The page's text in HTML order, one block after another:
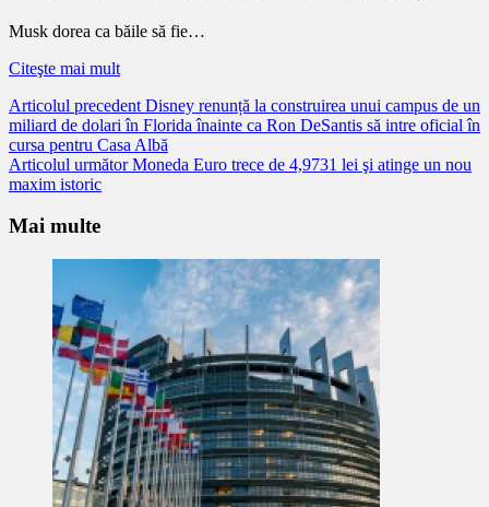
Musk dorea ca băile să fie…
Citeşte mai mult
Citește
mai
mult
Articolul precedent Disney renunță la construirea unui campus de un
miliard de dolari în Florida înainte ca Ron DeSantis să intre oficial în
cursa pentru Casa Albă
Articolul următorMoneda Euro trece de 4,9731 lei şi atinge un nou
maxim istoric
Mai multe